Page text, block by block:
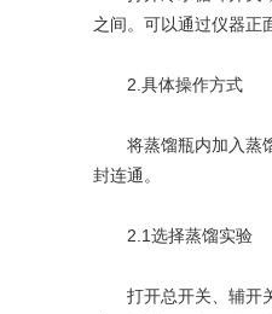
之间。可以通过仪器正
2.具体操作方式
将蒸馏瓶内加入蒸馏
封连通。
2.1选择蒸馏实验
打开总开关、辅开关